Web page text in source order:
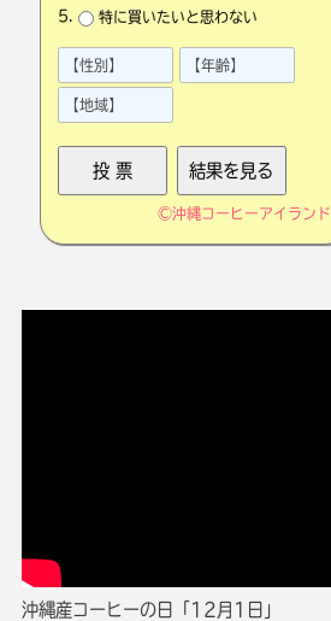
特に買いたいと思わない
©沖縄コーヒーアイランド
沖縄産コーヒーの日「12月1日」